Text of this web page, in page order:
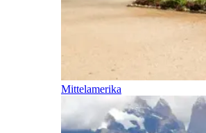
Mittelamerika